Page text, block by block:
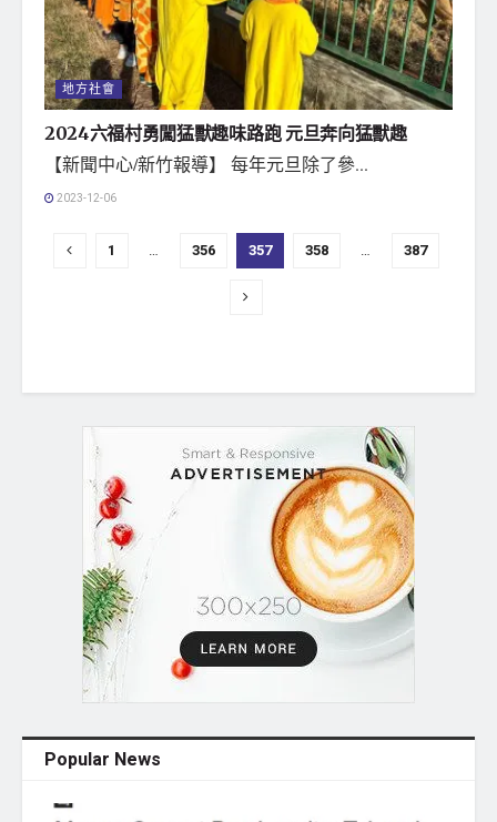
地方社會
2024六福村勇闖猛獸趣味路跑 元旦奔向猛獸趣
【新聞中心/新竹報導】 每年元旦除了參...
2023-12-06
1 … 356 357 358 … 387
Popular News